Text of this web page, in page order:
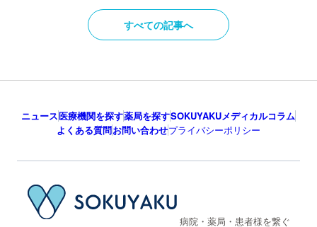
すべての記事へ
ニュース医療機関を探す薬局を探すSOKUYAKUメディカルコラム
よくある質問お問い合わせプライバシーポリシー
病院・薬局・患者様を繋ぐ